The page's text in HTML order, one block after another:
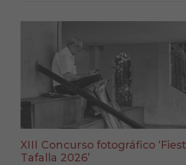
XIII Concurso fotográfico
Tafalla 2026’